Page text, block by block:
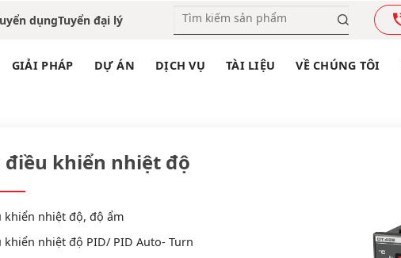
dụngTuyển đại lý
GIẢI PHÁP DỰ ÁN DỊCH VỤ TÀI LIỆU VỀ CHÚNG TÔI
điều khiển nhiệt độ
khiển nhiệt độ, độ ẩm
khiển nhiệt độ PID/ PID Auto- Turn